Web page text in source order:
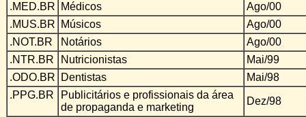
.MED.BR
Médicos
Ago/00
.MUS.BR
Músicos
Ago/00
.NOT.BR
Notários
Ago/00
.NTR.BR
Nutricionistas
Mai/99
.ODO.BR
Dentistas
Mai/98
.PPG.BR
Publicitários e profissionais da área
de propaganda e marketing
Dez/98